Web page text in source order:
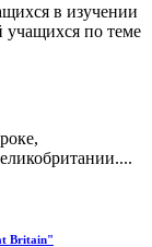
в изучении
по теме
Britain"